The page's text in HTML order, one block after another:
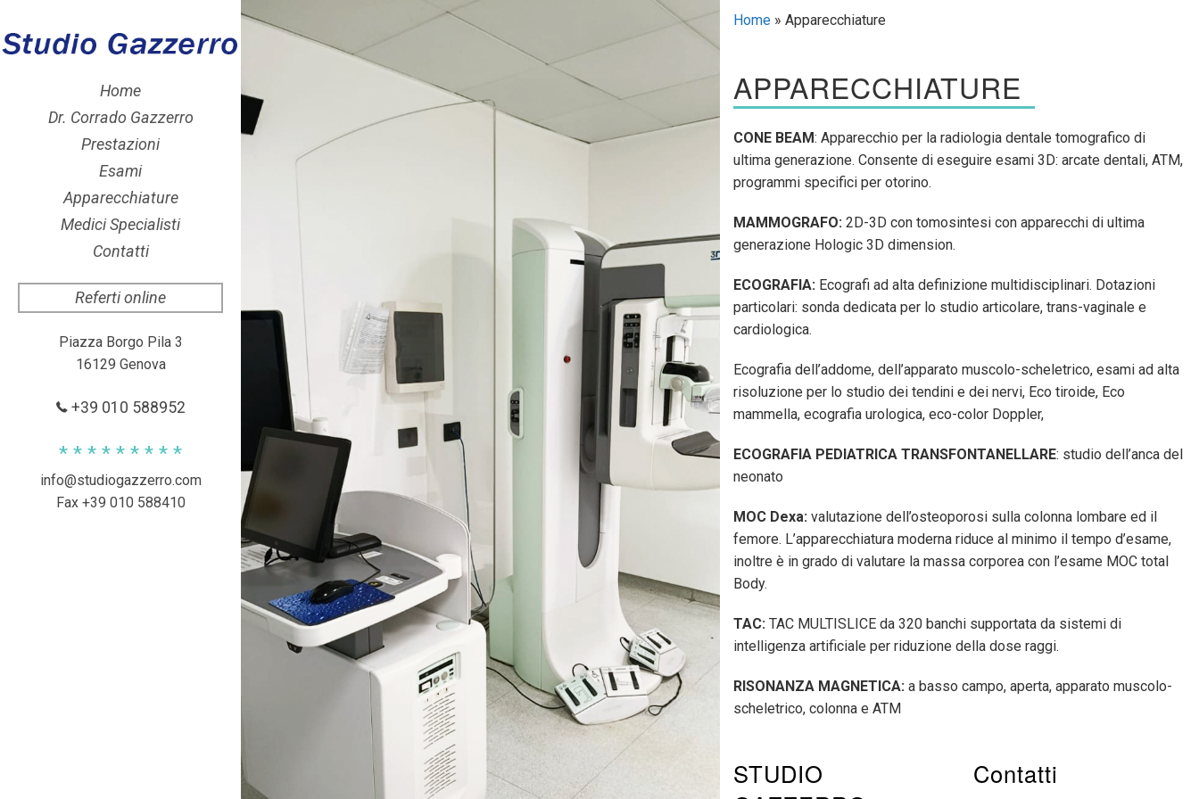
Home
Dr. Corrado Gazzerro
Prestazioni
Esami
Apparecchiature
Medici Specialisti
Contatti
Referti online
Piazza Borgo Pila 3
16129 Genova
+39 010 588952
* * * * * * * * *
info@studiogazzerro.com
Fax +39 010 588410
Home » Apparecchiature
APPARECCHIATURE
CONE BEAM: Apparecchio per la radiologia dentale tomografico di
ultima generazione. Consente di eseguire esami 3D: arcate dentali, ATM,
programmi specifici per otorino.
MAMMOGRAFO: 2D-3D con tomosintesi con apparecchi di ultima
generazione Hologic 3D dimension.
ECOGRAFIA: Ecografi ad alta definizione multidisciplinari. Dotazioni
particolari: sonda dedicata per lo studio articolare, trans-vaginale e
cardiologica.
Ecografia dell’addome, dell’apparato muscolo-scheletrico, esami ad alta
risoluzione per lo studio dei tendini e dei nervi, Eco tiroide, Eco
mammella, ecografia urologica, eco-color Doppler,
ECOGRAFIA PEDIATRICA TRANSFONTANELLARE: studio dell’anca del
neonato
MOC Dexa: valutazione dell’osteoporosi sulla colonna lombare ed il
femore. L’apparecchiatura moderna riduce al minimo il tempo d’esame,
inoltre è in grado di valutare la massa corporea con l’esame MOC total
Body.
TAC: TAC MULTISLICE da 320 banchi supportata da sistemi di
intelligenza artificiale per riduzione della dose raggi.
RISONANZA MAGNETICA: a basso campo, aperta, apparato muscolo-
scheletrico, colonna e ATM
STUDIO
Contatti